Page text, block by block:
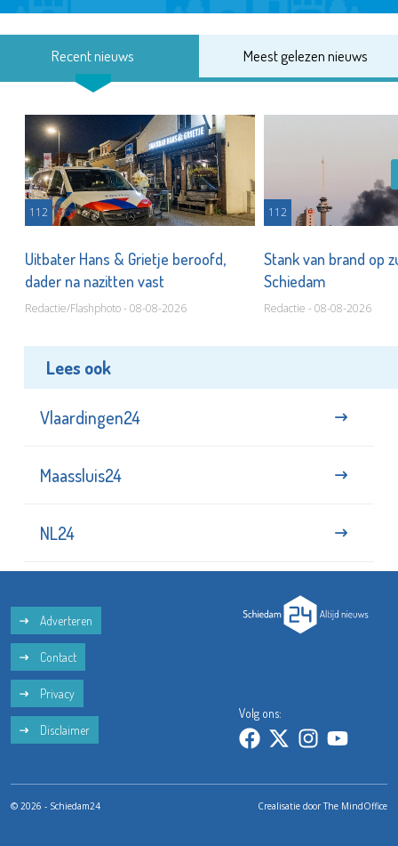
Recent nieuws Meest gelezen nieuws
112
Uitbater Hans & Grietje beroofd,
dader na nazitten vast
Redactie/Flashphoto - 08-08-2026
112
Stank van brand op
Schiedam
Redactie - 08-08-2026
Lees ook
Vlaardingen24
Maassluis24
NL24
Adverteren
Contact
Privacy
Disclaimer
Volg ons:
© 2026 - Schiedam24 Crealisatie doorThe MindOffice